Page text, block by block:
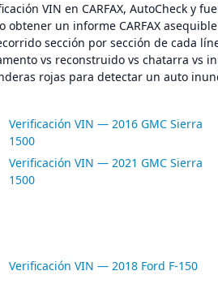
VIN en CARFAX, AutoCheck y
obtener un informe CARFAX
sección por sección de cada
vs reconstruido vs chatarra vs
rojas para detectar un auto
Verificación VIN — 2016 GMC Sierra
1500
Verificación VIN — 2021 GMC Sierra
1500
Verificación VIN — 2018 Ford F-150